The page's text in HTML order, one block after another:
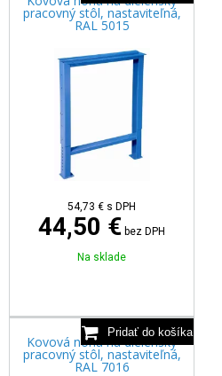
pracovný stôl, nastaviteľná,
RAL 5015
54,73 € s DPH
44,50 € bez DPH
Na sklade
Kovová noha na dielenský
pracovný stôl, nastaviteľná,
RAL 7016